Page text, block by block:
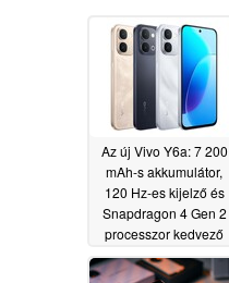
Az új Vivo Y6a: 7 200
mAh-s akkumulátor,
120 Hz-es kijelző és
Snapdragon 4 Gen 2
processzor kedvező
áron06/26/2026